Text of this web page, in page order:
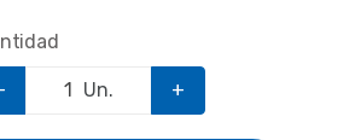
Un. +